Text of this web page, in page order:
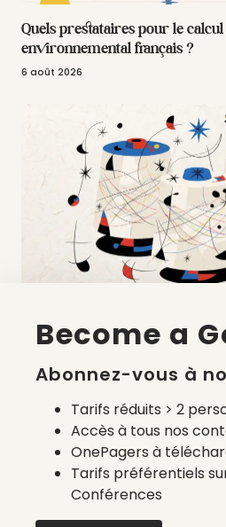
Quels prestataires pour le
environnemental français ?
6 août 2026
Made in France en 2026 :
à la carte
Nos
Become a
Abonnez-vous à
Tarifs réduits > 2
Accès à tous nos
OnePagers à
Tarifs préférentiels
Conférences